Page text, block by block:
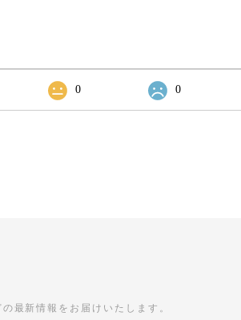
0 0
最新情報をお届けいたします。